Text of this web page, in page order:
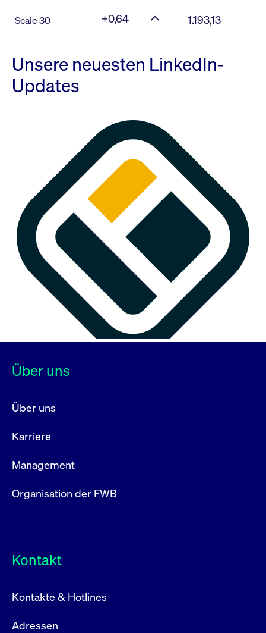
Scale 30 +0,64 1.193,13
Unsere neuesten LinkedIn-
Updates
Über uns
Über uns
Karriere
Management
Organisation der FWB
Kontakt
Kontakte & Hotlines
Adressen